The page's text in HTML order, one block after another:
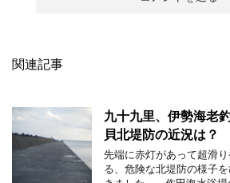
関連記事
九十九里、伊勢海老
貝北堤防の近況は？
先端に赤灯があって超滑
る、危険な北堤防の様子